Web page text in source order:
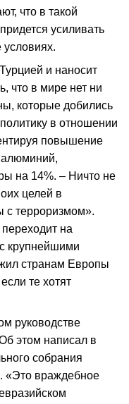
что в такой
усиливать
условиях.
и наносит
что в мире нет ни
которые добились
в отношении
повышение
алюминий,
на 14%. – Ничто не
целей в
с терроризмом».
на
крупнейшими
странам Европы
те хотят
руководстве
этом написал в
собрания
враждебное